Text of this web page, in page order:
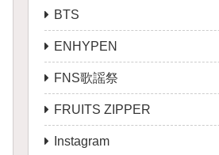
BTS
ENHYPEN
FNS歌謡祭
FRUITS ZIPPER
Instagram